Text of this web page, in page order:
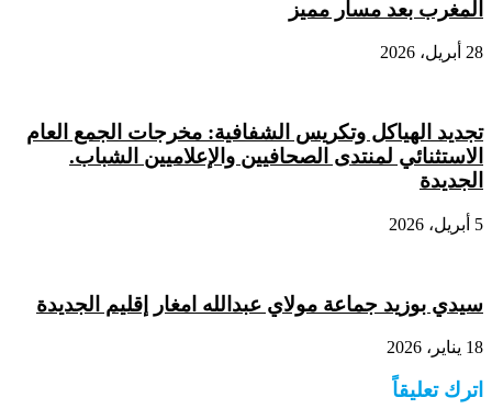
المغرب بعد مسار مميز
28 أبريل، 2026
تجديد الهياكل وتكريس الشفافية: مخرجات الجمع العام
الاستثنائي لمنتدى الصحافيين والإعلاميين الشباب.
الجديدة
5 أبريل، 2026
سيدي بوزيد جماعة مولاي عبدالله امغار إقليم الجديدة
18 يناير، 2026
اترك تعليقاً